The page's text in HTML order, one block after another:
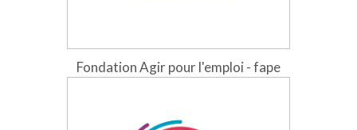
Fondation Agir pour l'emploi - fape